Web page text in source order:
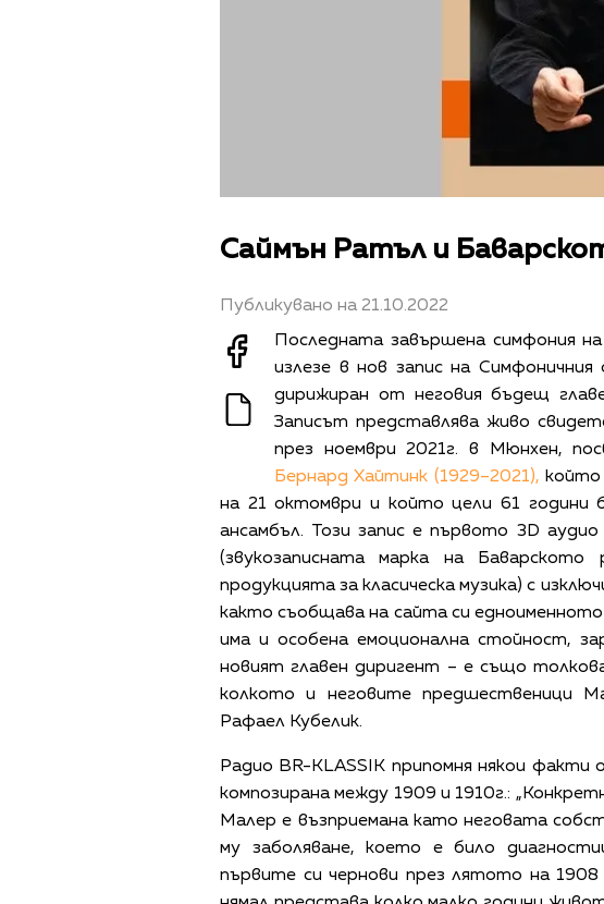
Саймън Ратъл и
Публикувано на 21.10.2022
Последната завършена симфония
излезе в нов запис на
дирижиран от неговия бъдещ
Записът представлява живо
през ноември 2021г. в Мюнхен,
Бернард Хайтинк (1929–2021), който
на 21 октомври и който цели 61 години
ансамбъл. Този запис е първото 3D
(звукозаписната марка на
продукцията за класическа музика) с
както съобщава на сайта си
има и особена емоционална стойност,
новият главен диригент – е също
колкото и неговите предшественици
Рафаел Кубелик.
Радио BR-KLASSIK припомня някои
композирана между 1909 и 1910г.:
Малер е възприемана като неговата
му заболяване, което е било
първите си чернови през лятото на